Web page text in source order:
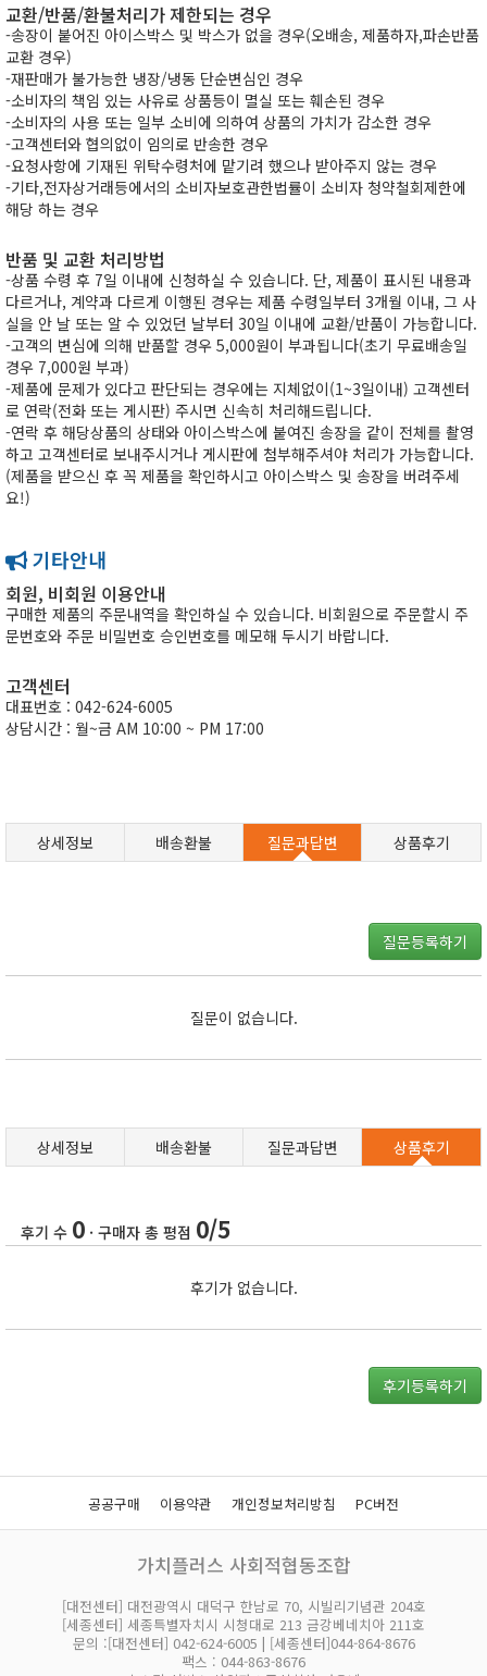
교환/반품/환불처리가 제한되는 경우
-송장이 붙어진 아이스박스 및 박스가 없을 경우(오배송, 제품하자,파손반품
교환 경우)
-재판매가 불가능한 냉장/냉동 단순변심인 경우
-소비자의 책임 있는 사유로 상품등이 멸실 또는 훼손된 경우
-소비자의 사용 또는 일부 소비에 의하여 상품의 가치가 감소한 경우
-고객센터와 협의없이 임의로 반송한 경우
-요청사항에 기재된 위탁수령처에 맡기려 했으나 받아주지 않는 경우
-기타,전자상거래등에서의 소비자보호관한법률이 소비자 청약철회제한에
해당 하는 경우
반품 및 교환 처리방법
-상품 수령 후 7일 이내에 신청하실 수 있습니다. 단, 제품이 표시된 내용과
다르거나, 계약과 다르게 이행된 경우는 제품 수령일부터 3개월 이내, 그 사
실을 안 날 또는 알 수 있었던 날부터 30일 이내에 교환/반품이 가능합니다.
-고객의 변심에 의해 반품할 경우 5,000원이 부과됩니다(초기 무료배송일
경우 7,000원 부과)
-제품에 문제가 있다고 판단되는 경우에는 지체없이(1~3일이내) 고객센터
로 연락(전화 또는 게시판) 주시면 신속히 처리해드립니다.
-연락 후 해당상품의 상태와 아이스박스에 붙여진 송장을 같이 전체를 촬영
하고 고객센터로 보내주시거나 게시판에 첨부해주셔야 처리가 가능합니다.
(제품을 받으신 후 꼭 제품을 확인하시고 아이스박스 및 송장을 버려주세
요!)
기타안내
회원, 비회원 이용안내
구매한 제품의 주문내역을 확인하실 수 있습니다. 비회원으로 주문할시 주
문번호와 주문 비밀번호 승인번호를 메모해 두시기 바랍니다.
고객센터
대표번호 : 042-624-6005
상담시간 : 월~금 AM 10:00 ~ PM 17:00
상세정보 배송환불 질문과답변 상품후기
질문등록하기
질문이 없습니다.
상세정보 배송환불 질문과답변 상품후기
후기 수 0 · 구매자 총 평점 0/5
후기가 없습니다.
후기등록하기
공공구매 이용약관 개인정보처리방침 PC버전
가치플러스 사회적협동조합
[대전센터] 대전광역시 대덕구 한남로 70, 시빌리기념관 204호
[세종센터] 세종특별자치시 시청대로 213 금강베네치아 211호
문의 :[대전센터] 042-624-6005 | [세종센터]044-864-8676
팩스 : 044-863-8676